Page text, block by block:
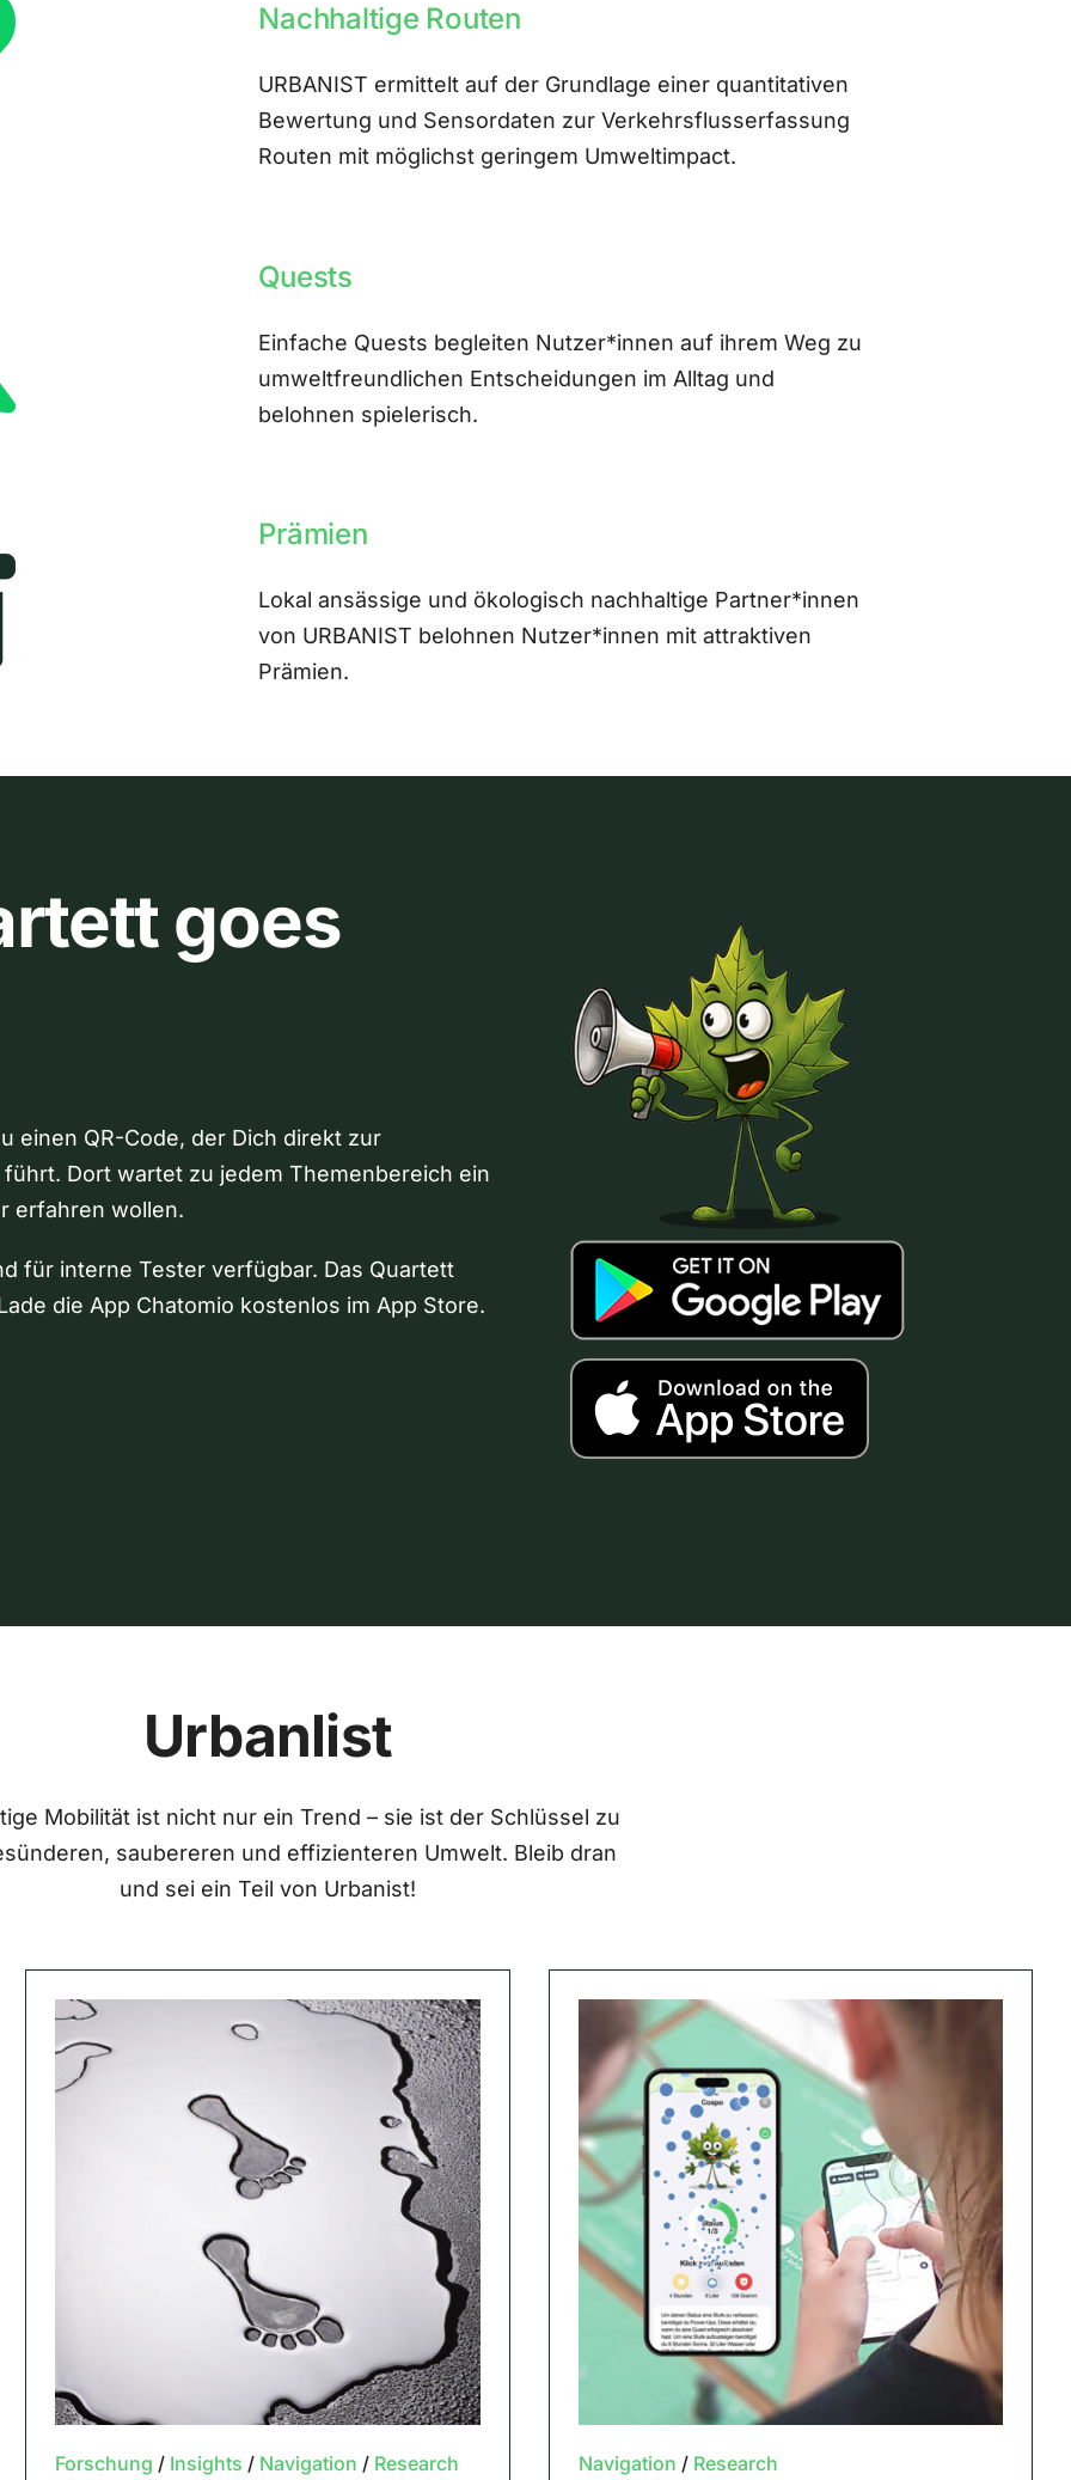
Nachhaltige Routen
URBANIST ermittelt auf der Grundlage einer quantitativen
Bewertung und Sensordaten zur Verkehrsflusserfassung
Routen mit möglichst geringem Umweltimpact.
Quests
Einfache Quests begleiten Nutzer*innen auf ihrem Weg zu
umweltfreundlichen Entscheidungen im Alltag und
belohnen spielerisch.
Prämien
Lokal ansässige und ökologisch nachhaltige Partner*innen
von URBANIST belohnen Nutzer*innen mit attraktiven
Prämien.
goes
einen QR-Code, der Dich direkt zur
Dort wartet zu jedem Themenbereich ein
erfahren wollen.
für interne Tester verfügbar. Das Quartett
die App Chatomio kostenlos im App Store.
Urbanlist
Mobilität ist nicht nur ein Trend – sie ist der Schlüssel zu
saubereren und effizienteren Umwelt. Bleib dran
und sei ein Teil von Urbanist!
Forschung / Insights / Navigation / Research Navigation / Research